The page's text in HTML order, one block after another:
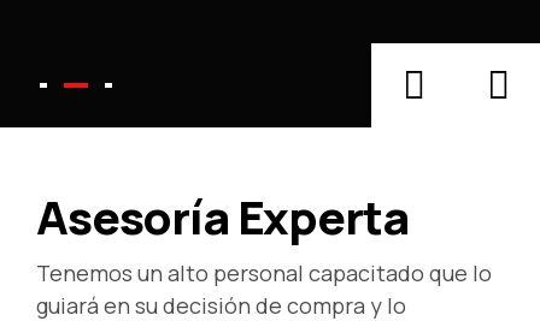
Asesoría Experta
Tenemos un alto personal capacitado que lo
guiará en su decisión de compra y lo